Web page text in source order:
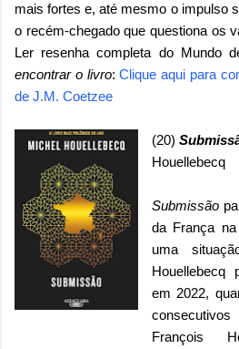
mais fortes e, até mesmo o impulso
o recém-chegado que questiona os
Ler resenha completa do Mundo
encontrar o livro:Clique aqui para
de J.M. Coetzee
(20)
Houellebecq
Submissão
da França
uma
Houellebecq
em 2022,
François